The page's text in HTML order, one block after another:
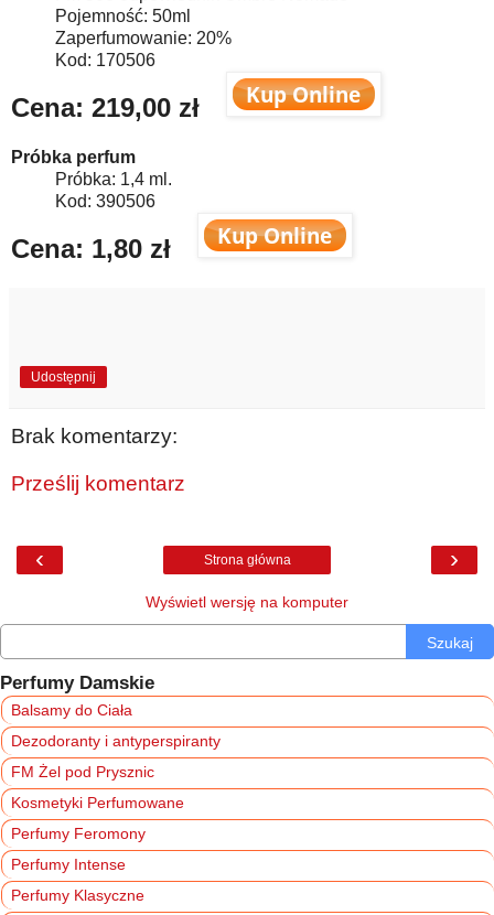
Pojemność: 50ml
Zaperfumowanie: 20%
Kod: 170506
Cena: 219,00 zł
Próbka perfum
Próbka: 1,4 ml.
Kod: 390506
Cena: 1,80 zł
Udostępnij
Brak komentarzy:
Prześlij komentarz
‹ ›
Strona główna
Wyświetl wersję na komputer
Szukaj
Perfumy Damskie
Balsamy do Ciała
Dezodoranty i antyperspiranty
FM Żel pod Prysznic
Kosmetyki Perfumowane
Perfumy Feromony
Perfumy Intense
Perfumy Klasyczne